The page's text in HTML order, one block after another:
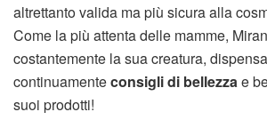
altrettanto valida ma più sicura alla
Come la più attenta delle mamme,
costantemente la sua creatura,
continuamenteconsigli di bellezzae
suoi prodotti!